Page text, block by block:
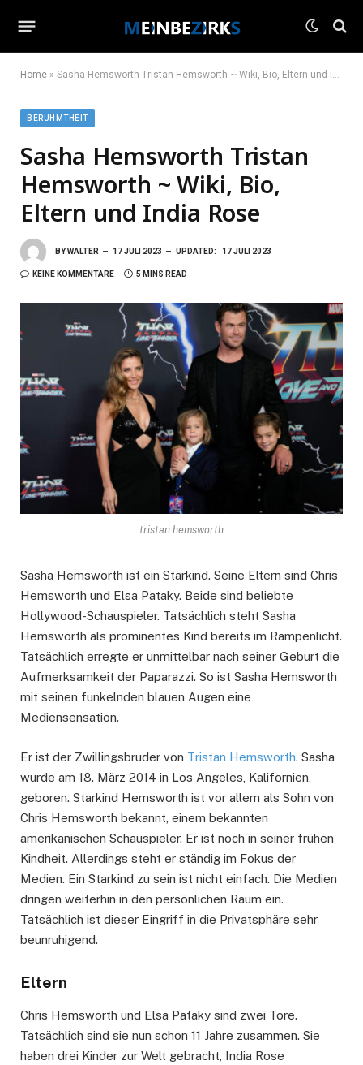
Home » Sasha Hemsworth Tristan Hemsworth ~ Wiki, Bio, Eltern und India Rose
BERUHMTHEIT
Sasha Hemsworth Tristan
Hemsworth ~ Wiki, Bio,
Eltern und India Rose
BYWALTER 17 JULI 2023 UPDATED: 17 JULI 2023
KEINE KOMMENTARE 5 MINS READ
tristan hemsworth
Sasha Hemsworth ist ein Starkind. Seine Eltern sind Chris
Hemsworth und Elsa Pataky. Beide sind beliebte
Hollywood-Schauspieler. Tatsächlich steht Sasha
Hemsworth als prominentes Kind bereits im Rampenlicht.
Tatsächlich erregte er unmittelbar nach seiner Geburt die
Aufmerksamkeit der Paparazzi. So ist Sasha Hemsworth
mit seinen funkelnden blauen Augen eine
Mediensensation.
Er ist der Zwillingsbruder von Tristan Hemsworth. Sasha
wurde am 18. März 2014 in Los Angeles, Kalifornien,
geboren. Starkind Hemsworth ist vor allem als Sohn von
Chris Hemsworth bekannt, einem bekannten
amerikanischen Schauspieler. Er ist noch in seiner frühen
Kindheit. Allerdings steht er ständig im Fokus der
Medien. Ein Starkind zu sein ist nicht einfach. Die Medien
dringen weiterhin in den persönlichen Raum ein.
Tatsächlich ist dieser Eingriff in die Privatsphäre sehr
beunruhigend.
Eltern
Chris Hemsworth und Elsa Pataky sind zwei Tore.
Tatsächlich sind sie nun schon 11 Jahre zusammen. Sie
haben drei Kinder zur Welt gebracht, India Rose